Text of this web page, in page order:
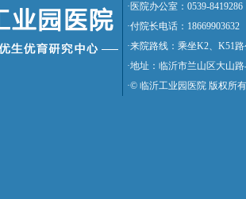
·医院办公室：0539-8419286
·付院长电话：18669903632
·来院路线：乘坐K2、K51
·地址：临沂市兰山区大山
·© 临沂工业园医院 版权所